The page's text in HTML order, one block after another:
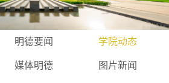
明德要闻 学院动态
媒体明德 图片新闻